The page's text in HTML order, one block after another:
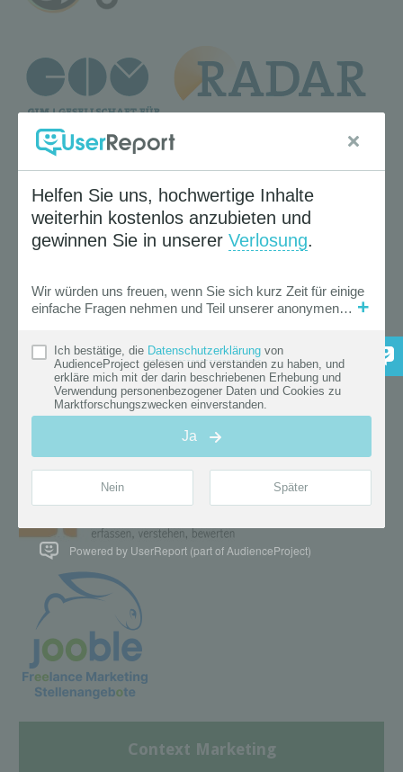
Context Marketing
Powered by UserReport (part of AudienceProject)